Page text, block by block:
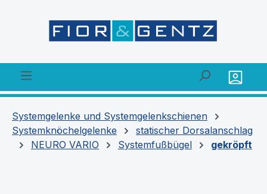
Systemgelenke und Systemgelenkschienen
Systemknöchelgelenke
statischer Dorsalanschlag
NEURO VARIO
Systemfußbügel gekröpft